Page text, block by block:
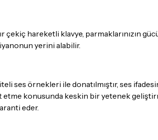
çekiç hareketli klavye, parmaklarınızın
yerini alabilir.
ses örnekleri ile donatılmıştır, ses
konusunda keskin bir yetenek
eder.